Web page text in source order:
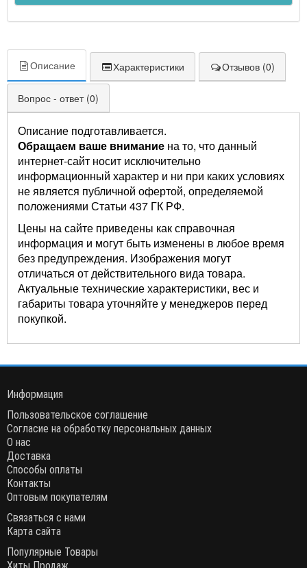
Описание Характеристики Отзывов (0)
Вопрос - ответ (0)
Описание подготавливается.
Обращаем ваше внимание на то, что данный
интернет-сайт носит исключительно
информационный характер и ни при каких условиях
не является публичной офертой, определяемой
положениями Статьи 437 ГК РФ.
Цены на сайте приведены как справочная
информация и могут быть изменены в любое время
без предупреждения. Изображения могут
отличаться от действительного вида товара.
Актуальные технические характеристики, вес и
габариты товара уточняйте у менеджеров перед
покупкой.
Информация
Пользовательское соглашение
Согласие на обработку персональных данных
О нас
Доставка
Способы оплаты
Контакты
Оптовым покупателям
Связаться с нами
Карта сайта
Популярные Товары